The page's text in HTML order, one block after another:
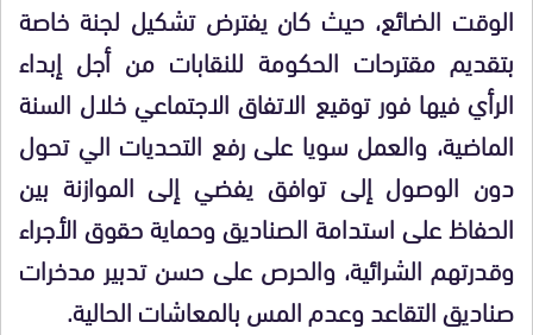
الوقت الضائع، حيث كان يفترض تشكيل لجنة خاصة
بتقديم مقترحات الحكومة للنقابات من أجل إبداء
الرأي فيها فور توقيع الاتفاق الاجتماعي خلال السنة
الماضية، والعمل سويا على رفع التحديات الي تحول
دون الوصول إلى توافق يفضي إلى الموازنة بين
الحفاظ على استدامة الصناديق وحماية حقوق الأجراء
وقدرتهم الشرائية، والحرص على حسن تدبير مدخرات
صناديق التقاعد وعدم المس بالمعاشات الحالية.